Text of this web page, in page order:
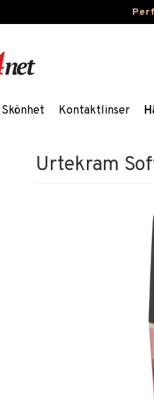
Skönhet Kontaktlinser
Urtekram